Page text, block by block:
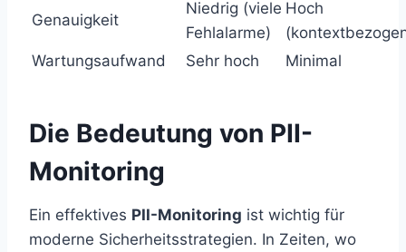
Genauigkeit
Niedrig (viele
Fehlalarme)
Hoch
Wartungsaufwand
Sehr hoch Minimal
Die Bedeutung von PII-
Monitoring
Ein effektives PII-Monitoring ist wichtig für
moderne Sicherheitsstrategien. In Zeiten, wo